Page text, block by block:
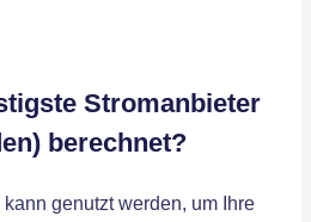
Stromanbieter
berechnet?
genutzt werden, um Ihre